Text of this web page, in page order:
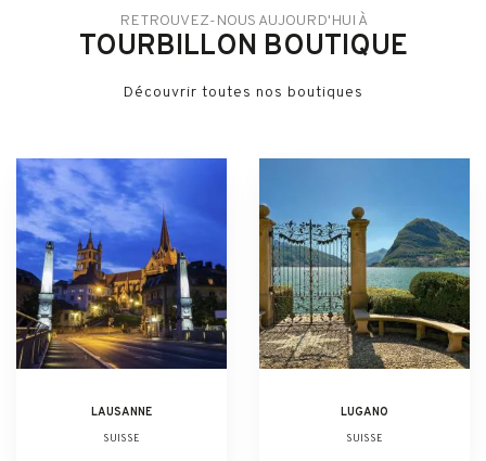
RETROUVEZ-NOUS AUJOURD'HUI À
TOURBILLON BOUTIQUE
Découvrir toutes nos boutiques
LAUSANNE
SUISSE
LUGANO
SUISSE